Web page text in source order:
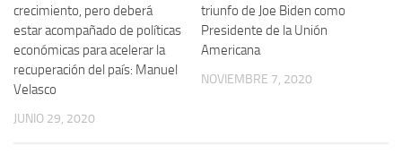
crecimiento, pero deberá
estar acompañado de políticas
económicas para acelerar la
recuperación del país: Manuel
Velasco
JUNIO 29, 2020
triunfo de Joe Biden como
Presidente de la Unión
Americana
NOVIEMBRE 7, 2020